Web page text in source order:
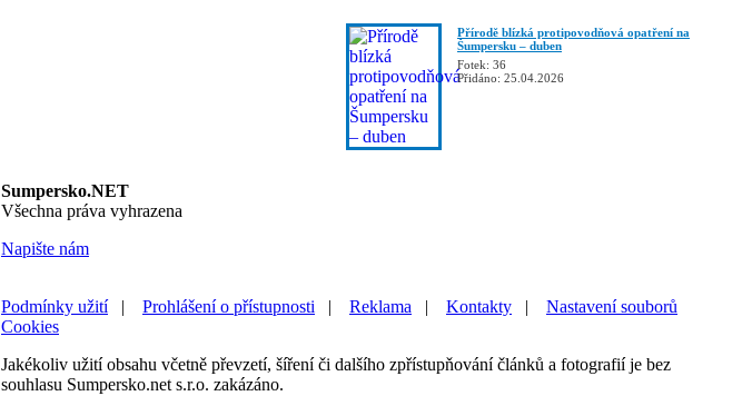
Přírodě blízká protipovodňová opatření na
Šumpersku – duben
Fotek: 36
Přidáno: 25.04.2026
Sumpersko.NET
Všechna práva vyhrazena
Napište nám
Podmínky užití Prohlášení o přístupnosti Reklama Kontakty
Nastavení souborů
Cookies
Jakékoliv užití obsahu včetně převzetí, šíření či dalšího zpřístupňování článků a fotografií je bez
souhlasu Sumpersko.net s.r.o. zakázáno.